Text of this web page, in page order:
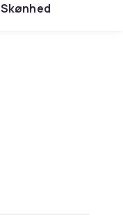
Skønhed